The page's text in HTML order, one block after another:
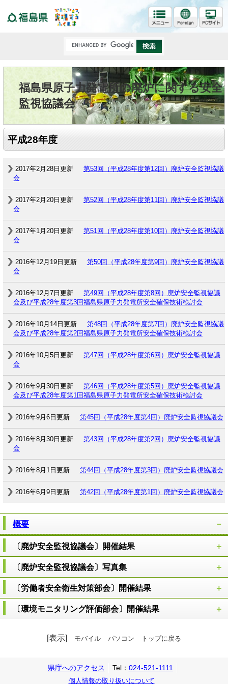
福島県原子力発電所の廃炉に関する安全
監視協議会
平成28年度
2017年2月28日更新
第53回（平成28年度第12回）廃炉安全監視協議
会
2017年2月20日更新
第52回（平成28年度第11回）廃炉安全監視協議
会
2017年1月20日更新
第51回（平成28年度第10回）廃炉安全監視協議
会
2016年12月19日更新
第50回（平成28年度第9回）廃炉安全監視協議
会
2016年12月7日更新
第49回（平成28年度第8回）廃炉安全監視協議
会及び平成28年度第3回福島県原子力発電所安全確保技術検討会
2016年10月14日更新
第48回（平成28年度第7回）廃炉安全監視協議
会及び平成28年度第2回福島県原子力発電所安全確保技術検討会
2016年10月5日更新
第47回（平成28年度第6回）廃炉安全監視協議
会
2016年9月30日更新
第46回（平成28年度第5回）廃炉安全監視協議
会及び平成28年度第1回福島県原子力発電所安全確保技術検討会
2016年9月6日更新 第45回（平成28年度第4回）廃炉安全監視協議会
2016年8月30日更新
第43回（平成28年度第2回）廃炉安全監視協議
会
2016年8月1日更新 第44回（平成28年度第3回）廃炉安全監視協議会
2016年6月9日更新 第42回（平成28年度第1回）廃炉安全監視協議会
概要
〔廃炉安全監視協議会〕開催結果
〔廃炉安全監視協議会〕写真集
〔労働者安全衛生対策部会〕開催結果
〔環境モニタリング評価部会〕開催結果
[表示] モバイル パソコン トップに戻る
県庁へのアクセス Tel： 024-521-1111
個人情報の取り扱いについて